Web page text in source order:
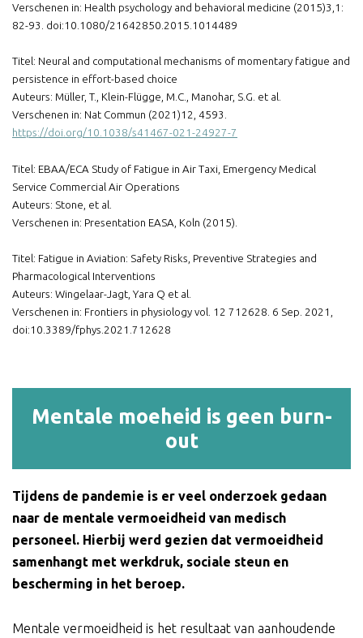
Verschenen in: Health psychology and behavioral medicine (2015)3,1:
82-93. doi:10.1080/21642850.2015.1014489
Titel: Neural and computational mechanisms of momentary fatigue and
persistence in effort-based choice
Auteurs: Müller, T., Klein-Flügge, M.C., Manohar, S.G. et al.
Verschenen in: Nat Commun (2021)12, 4593.
https://doi.org/10.1038/s41467-021-24927-7
Titel: EBAA/ECA Study of Fatigue in Air Taxi, Emergency Medical
Service Commercial Air Operations
Auteurs: Stone, et al.
Verschenen in: Presentation EASA, Koln (2015).
Titel: Fatigue in Aviation: Safety Risks, Preventive Strategies and
Pharmacological Interventions
Auteurs: Wingelaar-Jagt, Yara Q et al.
Verschenen in: Frontiers in physiology vol. 12 712628. 6 Sep. 2021,
doi:10.3389/fphys.2021.712628
Mentale moeheid is geen burn-
out
Tijdens de pandemie is er veel onderzoek gedaan
naar de mentale vermoeidheid van medisch
personeel. Hierbij werd gezien dat vermoeidheid
samenhangt met werkdruk, sociale steun en
bescherming in het beroep.
Mentale vermoeidheid is het resultaat van aanhoudende